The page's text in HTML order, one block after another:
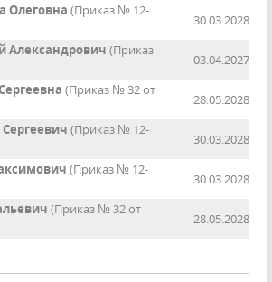
Олеговна (Приказ № 12-
30.03.2028
Александрович (Приказ
03.04.2027
(Приказ № 32 от
28.05.2028
(Приказ № 12-
30.03.2028
(Приказ № 12-
30.03.2028
(Приказ № 32 от
28.05.2028